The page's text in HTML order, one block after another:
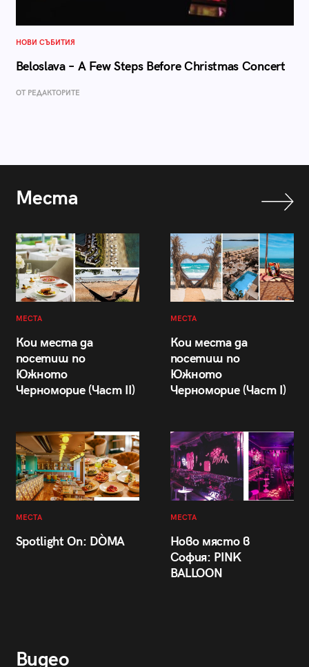
НОВИ СЪБИТИЯ
Beloslava – A Few Steps Before Christmas Concert
ОТ РЕДАКТОРИТЕ
Места
МЕСТА
Кои места да
посетиш по
Южното
Черноморие (Част II)
МЕСТА
Кои места да
посетиш по
Южното
Черноморие (Част I)
МЕСТА
Spotlight On: DÒMA
МЕСТА
Ново място в
София: PINK
BALLOON
Видео